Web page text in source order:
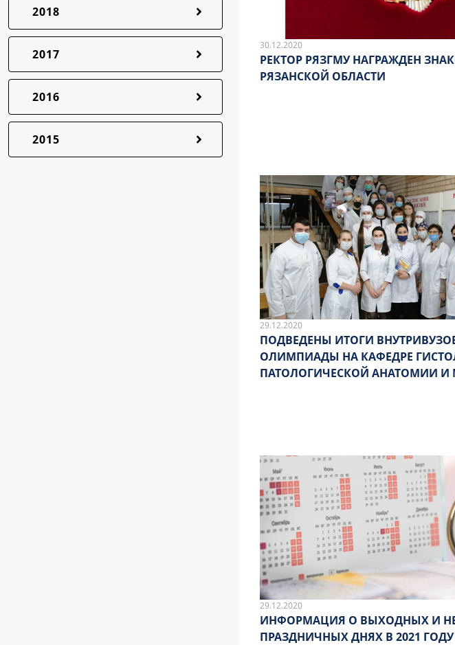
2018
2017
2016
2015
30.12.2020
РЕКТОР РЯЗГМУ НАГРАЖДЕН
РЯЗАНСКОЙ ОБЛАСТИ
29.12.2020
ПОДВЕДЕНЫ ИТОГИ
ОЛИМПИАДЫ НА КАФЕДРЕ ГИСТОЛОГИИ,
ПАТОЛОГИЧЕСКОЙ АНАТОМИИ
29.12.2020
ИНФОРМАЦИЯ О ВЫХОДНЫХ И
ПРАЗДНИЧНЫХ ДНЯХ В 2021 ГОДУ